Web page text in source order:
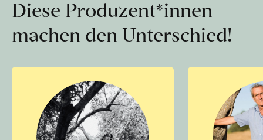
Diese Produzent*innen
machen den Unterschied!